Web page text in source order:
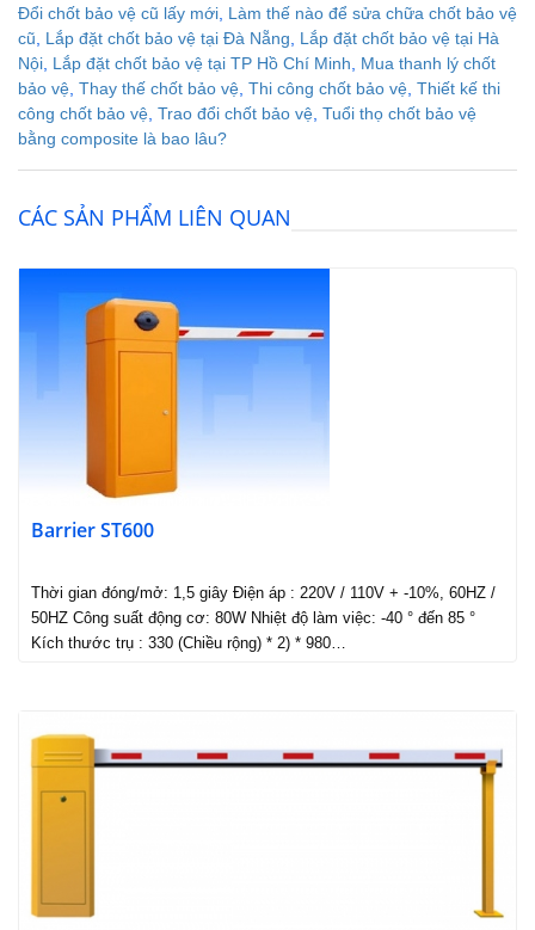
Đổi chốt bảo vệ cũ lấy mới Làm thế nào để sửa chữa chốt bảo vệ
cũ
Lắp đặt chốt bảo vệ tại Đà Nẵng
Lắp đặt chốt bảo vệ tại Hà
Nội Lắp đặt chốt bảo vệ tại TP Hồ Chí Minh
Mua thanh lý chốt
bảo vệ Thay thế chốt bảo vệ Thi công chốt bảo vệ Thiết kế thi
công chốt bảo vệ Trao đổi chốt bảo vệ Tuổi thọ chốt bảo vệ
bằng composite là bao lâu?
CÁC SẢN PHẨM LIÊN QUAN
Barrier ST600
Thời gian đóng/mở: 1,5 giây Điện áp : 220V / 110V + -10%, 60HZ /
50HZ Công suất động cơ: 80W Nhiệt độ làm việc: -40 ° đến 85 °
Kích thước trụ : 330 (Chiều rộng) * 2) * 980…